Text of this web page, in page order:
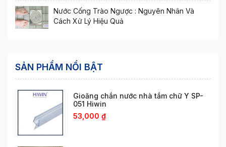
Nước Cống Trào Ngược : Nguyên Nhân Và
Cách Xử Lý Hiệu Quả
SẢN PHẨM NỔI BẬT
Gioăng chắn nước nhà tắm chữ Y SP-
051 Hiwin
53,000 ₫